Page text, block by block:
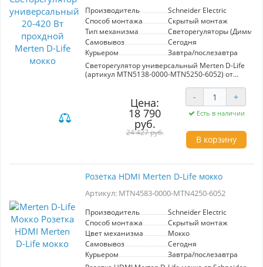
акцент в ваш интерьер, делая его не только
функциональным, но и эстетически
привлекательным.
Производитель
Schneider Electric
Способ монтажа
Скрытый монтаж
Тип механизма
Светорегуляторы
Самовывоз
Сегодня
Курьером
Завтра/послезавтра
Светорегулятор универсальный Merten D-Life
(артикул MTN5138-0000-MTN5250-6052) от
для управления освещением в вашем доме.
Модель поддерживает мощность от 20 до 420
Вт и идеально подходит для различных типов
ламп, включая светодиоды и галогенные
источники света. Дизайн в цвете мокко
гармонично вписывается в любой интерьер, а
проходной механизм позволяет управлять
установка и интуитивно понятное управление
делают этот светорегулятор удобным в
использовании. Преимущества: экономия
электроэнергии, возможность создания
комфортной атмосферы и долговечность
Выбирая Merten D-Life, вы получаете стильный
и функциональный элемент управления
освещением.
Цена:
18 790
руб.
24 427 руб.
- +
Есть в наличии
В корзину
Розетка HDMI Merten D-Life мокко
Артикул: MTN4583-0000-MTN4250-6052
Производитель
Schneider Electric
Способ монтажа
Скрытый монтаж
Цвет механизма
Мокко
Самовывоз
Сегодня
Курьером
Завтра/послезавтра